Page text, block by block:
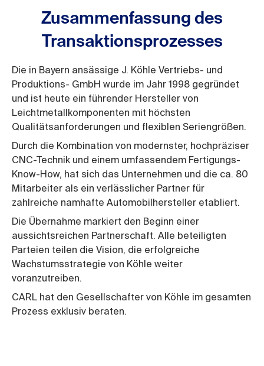
Zusammenfassung des
Transaktionsprozesses
Die in Bayern ansässige J. Köhle Vertriebs- und
Produktions- GmbH wurde im Jahr 1998 gegründet
und ist heute ein führender Hersteller von
Leichtmetallkomponenten mit höchsten
Qualitätsanforderungen und flexiblen Seriengrößen.
Durch die Kombination von modernster, hochpräziser
CNC-Technik und einem umfassendem Fertigungs-
Know-How, hat sich das Unternehmen und die ca. 80
Mitarbeiter als ein verlässlicher Partner für
zahlreiche namhafte Automobilhersteller etabliert.
Die Übernahme markiert den Beginn einer
aussichtsreichen Partnerschaft. Alle beteiligten
Parteien teilen die Vision, die erfolgreiche
Wachstumsstrategie von Köhle weiter
voranzutreiben.
CARL hat den Gesellschafter von Köhle im gesamten
Prozess exklusiv beraten.